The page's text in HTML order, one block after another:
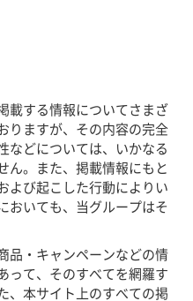
載する情報についてさまざ
りますが、その内容の完全
などについては、いかなる
ん。また、掲載情報にもと
よび起こした行動によりい
おいても、当グループはそ
品・キャンペーンなどの情
って、そのすべてを網羅す
、本サイト上のすべての掲